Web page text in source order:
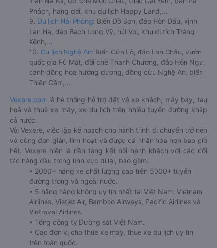
Phách, hang dơi, khu du lịch Happy Land,...
9. Du lịch Hải Phòng: Biển Đồ Sơn, đảo Hòn Dấu, vịnh
Lan Hạ, đảo Bạch Long Vỹ, núi Voi, khu di tích Tràng
Kênh,...
10. Du lịch Nghệ An: Biển Cửa Lò, đảo Lan Châu, vườn
quốc gia Pù Mát, đồi chè Thanh Chương, đảo Hòn Ngư,
cánh đồng hoa hướng dương, đồng cừu Nghệ An, biển
Thiên Cầm,...
Vexere.com là hệ thống hỗ trợ đặt vé xe khách, máy bay, tàu
hoả và thuê xe máy, xe du lịch trên nhiều tuyến đường khắp
cả nước.
Với Vexere, việc lập kế hoạch cho hành trình di chuyển trở nên
vô cùng đơn giản, linh hoạt và được cá nhân hóa hơn bao giờ
hết. Vexere hiện là nền tảng kết nối hành khách với các đối
tác hàng đầu trong lĩnh vực đi lại, bao gồm:
• 2000+ hãng xe chất lượng cao trên 5000+ tuyến
đường trong và ngoài nước.
• 5 hãng hàng không uy tín nhất tại Việt Nam: Vietnam
Airlines, Vietjet Air, Bamboo Airways, Pacific Airlines và
Vietravel Airlines.
• Tổng công ty Đường sắt Việt Nam.
• Các đơn vị cho thuê xe máy, thuê xe du lịch uy tín
trên toàn quốc.